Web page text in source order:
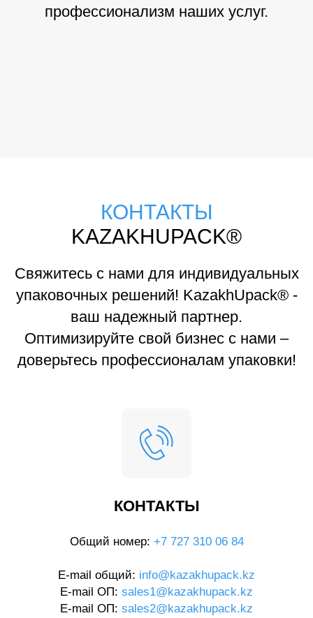
профессионализм наших услуг.
КОНТАКТЫ
KAZAKHUPACK®
Свяжитесь с нами для индивидуальных
упаковочных решений! KazakhUpack® -
ваш надежный партнер.
Оптимизируйте свой бизнес с нами –
доверьтесь профессионалам упаковки!
КОНТАКТЫ
Общий номер: +7 727 310 06 84
E-mail общий: info@kazakhupack.kz
E-mail ОП: sales1@kazakhupack.kz
E-mail ОП: sales2@kazakhupack.kz